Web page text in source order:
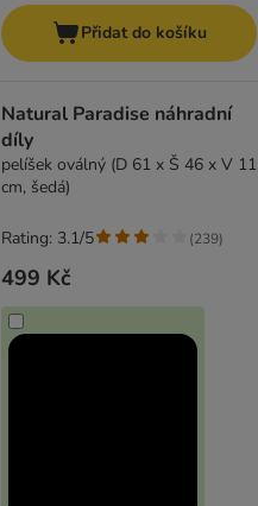
Přidat do košíku
Natural Paradise náhradní
díly
pelíšek oválný (D 61 x Š 46 x V 11
cm, šedá)
499 Kč
Rating: 3.1/5 (239)